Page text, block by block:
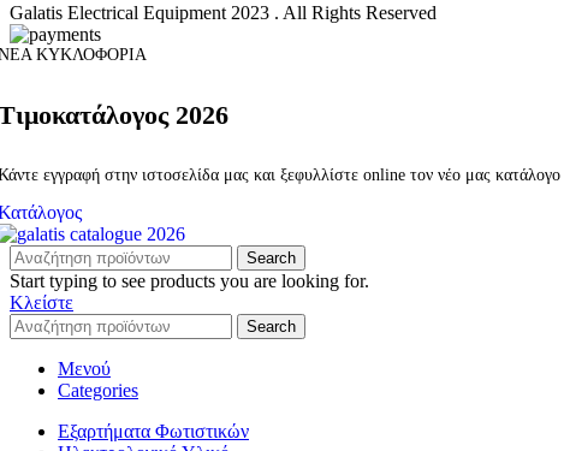
Galatis Electrical Equipment 2023 . All Rights Reserved
ΚΥΚΛΟΦΟΡΙΑ
2026
εγγραφή στην ιστοσελίδα μας και ξεφυλλίστε online τον νέο μας κατάλογο
Search
Start typing to see products you are looking for.
Κλείστε
Search
Μενού
Categories
Εξαρτήματα Φωτιστικών